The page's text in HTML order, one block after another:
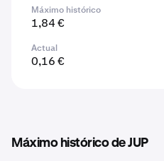
Máximo histórico
1,84 €
Actual
0,16 €
Máximo histórico de JUP